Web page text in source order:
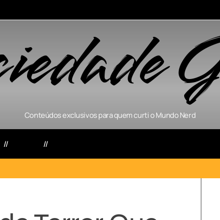
Conteúdos exclusivos para quem curti o Mundo Nerd